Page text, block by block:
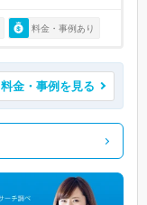
料金・事例あり
料金・事例を見る